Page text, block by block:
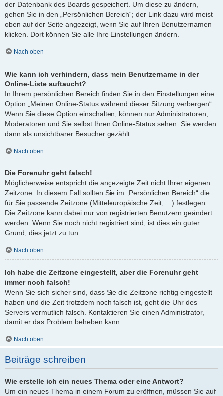
der Datenbank des Boards gespeichert. Um diese zu ändern,
gehen Sie in den „Persönlichen Bereich“; der Link dazu wird meist
oben auf der Seite angezeigt, wenn Sie auf Ihren Benutzernamen
klicken. Dort können Sie alle Ihre Einstellungen ändern.
Nach oben
Wie kann ich verhindern, dass mein Benutzername in der
Online-Liste auftaucht?
In Ihrem persönlichen Bereich finden Sie in den Einstellungen eine
Option „Meinen Online-Status während dieser Sitzung verbergen“.
Wenn Sie diese Option einschalten, können nur Administratoren,
Moderatoren und Sie selbst Ihren Online-Status sehen. Sie werden
dann als unsichtbarer Besucher gezählt.
Nach oben
Die Forenuhr geht falsch!
Möglicherweise entspricht die angezeigte Zeit nicht Ihrer eigenen
Zeitzone. In diesem Fall sollten Sie im „Persönlichen Bereich“ die
für Sie passende Zeitzone (Mitteleuropäische Zeit, ...) festlegen.
Die Zeitzone kann dabei nur von registrierten Benutzern geändert
werden. Wenn Sie noch nicht registriert sind, ist dies ein guter
Grund, dies jetzt zu tun.
Nach oben
Ich habe die Zeitzone eingestellt, aber die Forenuhr geht
immer noch falsch!
Wenn Sie sich sicher sind, dass Sie die Zeitzone richtig eingestellt
haben und die Zeit trotzdem noch falsch ist, geht die Uhr des
Servers vermutlich falsch. Kontaktieren Sie einen Administrator,
damit er das Problem beheben kann.
Nach oben
Beiträge schreiben
Wie erstelle ich ein neues Thema oder eine Antwort?
Um ein neues Thema in einem Forum zu eröffnen, müssen Sie auf